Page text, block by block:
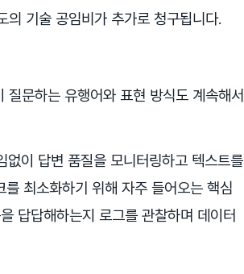
기술 공임비가 추가로 청구됩니다.
문하는 유행어와 표현 방식도 계속해서
이 답변 품질을 모니터링하고 텍스트를
를 최소화하기 위해 자주 들어오는 핵심
답답해하는지 로그를 관찰하며 데이터